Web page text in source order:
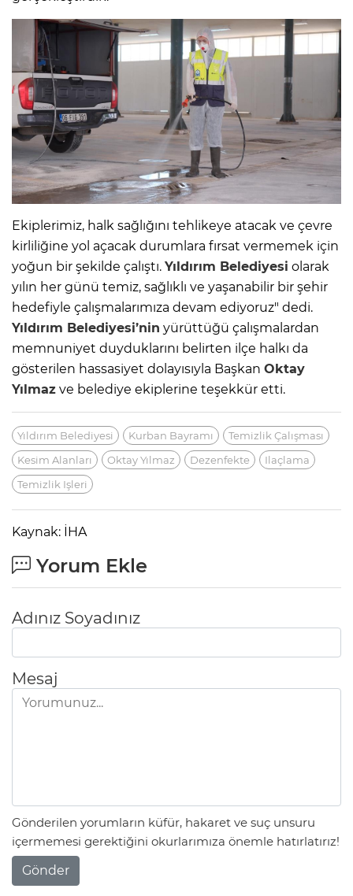
Ekiplerimiz, halk sağlığını tehlikeye atacak ve çevre
kirliliğine yol açacak durumlara fırsat vermemek için
yoğun bir şekilde çalıştı. Yıldırım Belediyesi olarak
yılın her günü temiz, sağlıklı ve yaşanabilir bir şehir
hedefiyle çalışmalarımıza devam ediyoruz" dedi.
Yıldırım Belediyesi’nin yürüttüğü çalışmalardan
memnuniyet duyduklarını belirten ilçe halkı da
gösterilen hassasiyet dolayısıyla Başkan Oktay
Yılmaz ve belediye ekiplerine teşekkür etti.
Yıldırım Belediyesi Kurban Bayramı
Temizlik Çalışması
Kesim Alanları
Oktay Yılmaz Dezenfekte
Ilaçlama
Temizlik Işleri
Kaynak: İHA
Yorum Ekle
Adınız Soyadınız
Mesaj
Gönderilen yorumların küfür, hakaret ve suç unsuru
içermemesi gerektiğini okurlarımıza önemle hatırlatırız!
Gönder